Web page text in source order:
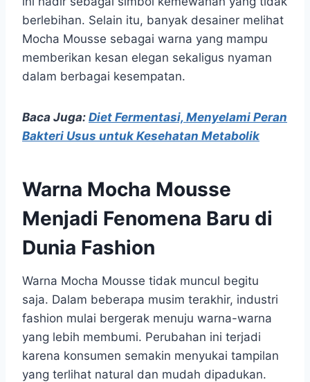
berlebihan. Selain itu, banyak desainer melihat
Mocha Mousse sebagai warna yang mampu
memberikan kesan elegan sekaligus nyaman
dalam berbagai kesempatan.
Baca Juga: Diet Fermentasi, Menyelami Peran
Bakteri Usus untuk Kesehatan Metabolik
Warna Mocha Mousse
Menjadi Fenomena Baru di
Dunia Fashion
Warna Mocha Mousse tidak muncul begitu
saja. Dalam beberapa musim terakhir, industri
fashion mulai bergerak menuju warna-warna
yang lebih membumi. Perubahan ini terjadi
karena konsumen semakin menyukai tampilan
yang terlihat natural dan mudah dipadukan.